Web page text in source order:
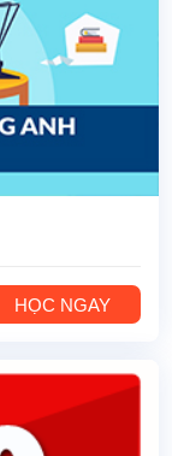
HỌC NGAY